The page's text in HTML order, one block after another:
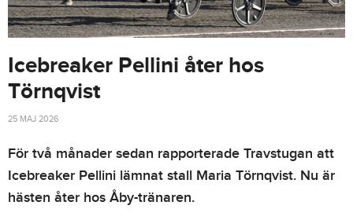
Icebreaker Pellini åter hos
Törnqvist
25 MAJ 2026
För två månader sedan rapporterade Travstugan att
Icebreaker Pellini lämnat stall Maria Törnqvist. Nu är
hästen åter hos Åby-tränaren.